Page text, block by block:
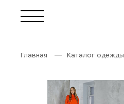
Главная Каталог одежды